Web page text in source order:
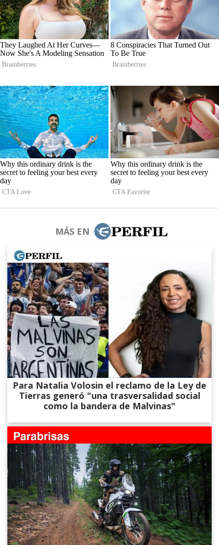
MÁS EN
Para Natalia Volosin el reclamo de la Ley de
Tierras generó "una trasversalidad social
como la bandera de Malvinas"